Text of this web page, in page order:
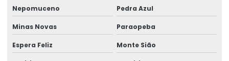
Nepomuceno Pedra Azul
Minas Novas Paraopeba
Espera Feliz Monte Sião